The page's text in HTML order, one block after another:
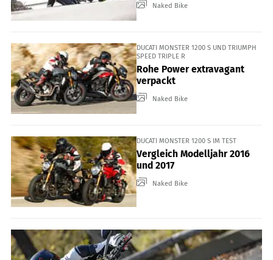
Naked Bike
DUCATI MONSTER 1200 S UND TRIUMPH
SPEED TRIPLE R
Rohe Power extravagant
verpackt
Naked Bike
DUCATI MONSTER 1200 S IM TEST
Vergleich Modelljahr 2016
und 2017
Naked Bike